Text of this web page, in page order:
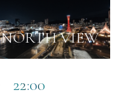
NORTH VIEW
NORTH VIEW
NORTH VIEW
NORTH VIEW
22:00